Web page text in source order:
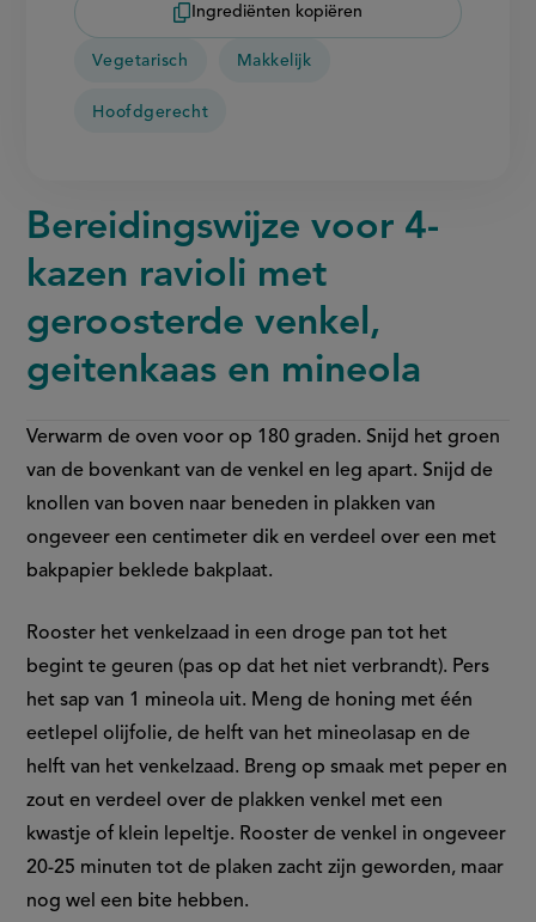
Ingrediënten kopiëren
Vegetarisch Makkelijk
Hoofdgerecht
Bereidingswijze voor 4-
kazen ravioli met
geroosterde venkel,
geitenkaas en mineola
Verwarm de oven voor op 180 graden. Snijd het groen
van de bovenkant van de venkel en leg apart. Snijd de
knollen van boven naar beneden in plakken van
ongeveer een centimeter dik en verdeel over een met
bakpapier beklede bakplaat.
Rooster het venkelzaad in een droge pan tot het
begint te geuren (pas op dat het niet verbrandt). Pers
het sap van 1 mineola uit. Meng de honing met één
eetlepel olijfolie, de helft van het mineolasap en de
helft van het venkelzaad. Breng op smaak met peper en
zout en verdeel over de plakken venkel met een
kwastje of klein lepeltje. Rooster de venkel in ongeveer
20-25 minuten tot de plaken zacht zijn geworden, maar
nog wel een bite hebben.